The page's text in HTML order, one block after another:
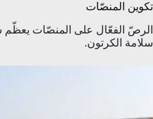
تكوين المنصّات
الرصّ الفعّال على المنصّات
سلامة الكرتون.